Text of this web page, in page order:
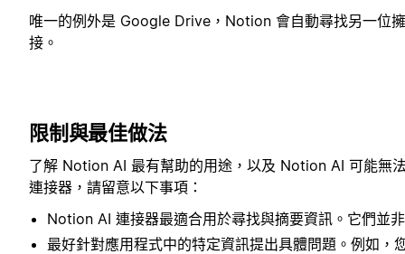
唯一的例外是 Google Drive，Notion 會自動尋找另一位
接。
限制與最佳做法
了解 Notion AI 最有幫助的用途，以及 Notion AI 可能無
連接器，請留意以下事項：
Notion AI 連接器最適合用於尋找與摘要資訊。它們並
最好針對應用程式中的特定資訊提出具體問題。例如